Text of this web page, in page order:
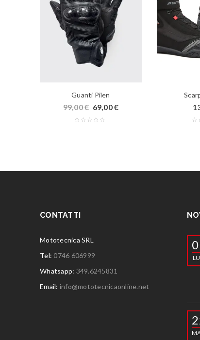
Guanti Pilen
99,00€ 69,00€
CONTATTI
Mototecnica SRL
Tel:0746 606999
Whatsapp: 349.6245831
Email: info@mototecnicaonline.net